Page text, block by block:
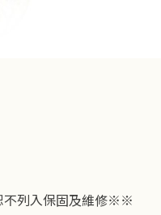
列入保固及維修※※